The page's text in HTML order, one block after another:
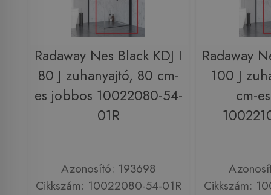
Radaway Nes Black KDJ I
80 J zuhanyajtó, 80 cm-
es jobbos 10022080-54-
01R
Azonosító: 193698
Cikkszám: 10022080-54-01R
Radaway
100 J
cm-
Cikkszám: